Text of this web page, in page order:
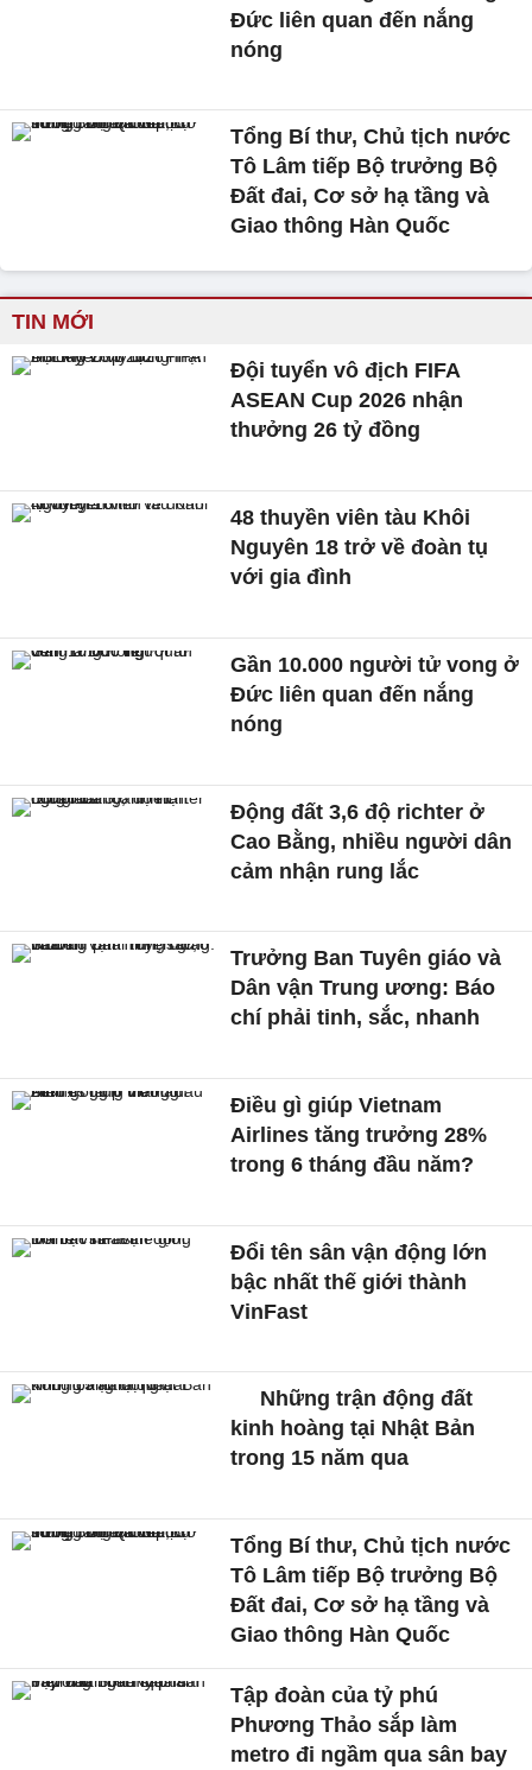
Đức liên quan đến nắng
nóng
Tổng Bí thư, Chủ tịch nước
Tô Lâm tiếp Bộ trưởng Bộ
Đất đai, Cơ sở hạ tầng và
Giao thông Hàn Quốc
TIN MỚI
Đội tuyển vô địch FIFA
ASEAN Cup 2026 nhận
thưởng 26 tỷ đồng
48 thuyền viên tàu Khôi
Nguyên 18 trở về đoàn tụ
với gia đình
Gần 10.000 người tử vong ở
Đức liên quan đến nắng
nóng
Động đất 3,6 độ richter ở
Cao Bằng, nhiều người dân
cảm nhận rung lắc
Trưởng Ban Tuyên giáo và
Dân vận Trung ương: Báo
chí phải tinh, sắc, nhanh
Điều gì giúp Vietnam
Airlines tăng trưởng 28%
trong 6 tháng đầu năm?
Đổi tên sân vận động lớn
bậc nhất thế giới thành
VinFast
Những trận động đất
kinh hoàng tại Nhật Bản
trong 15 năm qua
Tổng Bí thư, Chủ tịch nước
Tô Lâm tiếp Bộ trưởng Bộ
Đất đai, Cơ sở hạ tầng và
Giao thông Hàn Quốc
Tập đoàn của tỷ phú
Phương Thảo sắp làm
metro đi ngầm qua sân bay